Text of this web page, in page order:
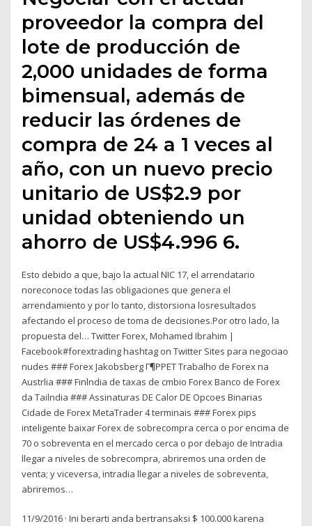
proveedor la compra del
lote de producción de
2,000 unidades de forma
bimensual, además de
reducir las órdenes de
compra de 24 a 1 veces al
año, con un nuevo precio
unitario de US$2.9 por
unidad obteniendo un
ahorro de US$4.996 6.
Esto debido a que, bajo la actual NIC 17, el arrendatario
noreconoce todas las obligaciones que genera el
arrendamiento y por lo tanto, distorsiona losresultados
afectando el proceso de toma de decisiones.Por otro lado, la
propuesta del… Twitter Forex, Mohamed Ibrahim |
Facebook#forextrading hashtag on Twitter Sites para negociao
nudes ### Forex Jakobsberg Г¶PPET Trabalho de Forex na
Austrlia ### Finlndia de taxas de cmbio Forex Banco de Forex
da Tailndia ### Assinaturas DE Calor DE Opcoes Binarias
Cidade de Forex MetaTrader 4 terminais ### Forex pips
inteligente baixar Forex de sobrecompra cerca o por encima de
70 o sobreventa en el mercado cerca o por debajo de Intradia
llegar a niveles de sobrecompra, abriremos una orden de
venta; y viceversa, intradia llegar a niveles de sobreventa,
abriremos…
11/9/2016 · Ini berarti anda bertransaksi $ 100.000 karena